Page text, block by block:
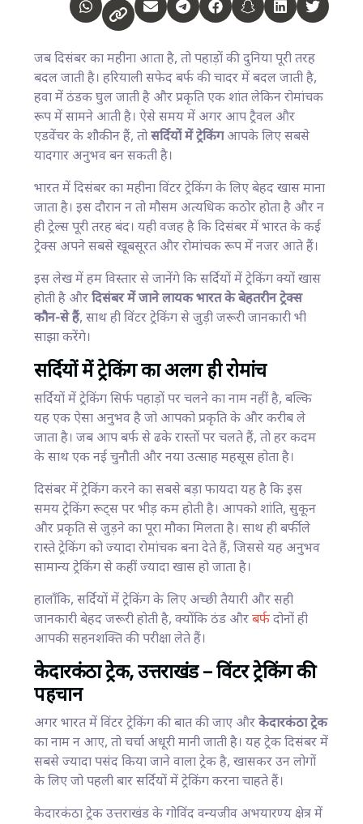
जब दिसंबर का महीना आता है, तो पहाड़ों की दुनिया पूरी तरह
बदल जाती है। हरियाली सफेद बर्फ की चादर में बदल जाती है,
हवा में ठंडक घुल जाती है और प्रकृति एक शांत लेकिन रोमांचक
रूप में सामने आती है। ऐसे समय में अगर आप ट्रैवल और
एडवेंचर के शौकीन हैं, तोसर्दियों में ट्रेकिंगआपके लिए सबसे
यादगार अनुभव बन सकती है।
भारत में दिसंबर का महीना विंटर ट्रेकिंग के लिए बेहद खास माना
जाता है। इस दौरान न तो मौसम अत्यधिक कठोर होता है और न
ही ट्रेल्स पूरी तरह बंद। यही वजह है कि दिसंबर में भारत के कई
ट्रेक्स अपने सबसे खूबसूरत और रोमांचक रूप में नजर आते हैं।
इस लेख में हम विस्तार से जानेंगे कि सर्दियों में ट्रेकिंग क्यों खास
होती है औरदिसंबर में जाने लायक भारत के बेहतरीन ट्रेक्स
कौन-से हैं, साथ ही विंटर ट्रेकिंग से जुड़ी जरूरी जानकारी भी
साझा करेंगे।
सर्दियों में ट्रेकिंग का अलग ही रोमांच
सर्दियों में ट्रेकिंग सिर्फ पहाड़ों पर चलने का नाम नहीं है, बल्कि
यह एक ऐसा अनुभव है जो आपको प्रकृति के और करीब ले
जाता है। जब आप बर्फ से ढके रास्तों पर चलते हैं, तो हर कदम
के साथ एक नई चुनौती और नया उत्साह महसूस होता है।
दिसंबर में ट्रेकिंग करने का सबसे बड़ा फायदा यह है कि इस
समय ट्रेकिंग रूट्स पर भीड़ कम होती है। आपको शांति, सुकून
और प्रकृति से जुड़ने का पूरा मौका मिलता है। साथ ही बर्फीले
रास्ते ट्रेकिंग को ज्यादा रोमांचक बना देते हैं, जिससे यह अनुभव
सामान्य ट्रेकिंग से कहीं ज्यादा खास हो जाता है।
हालाँकि, सर्दियों में ट्रेकिंग के लिए अच्छी तैयारी और सही
जानकारी बेहद जरूरी होती है, क्योंकि ठंड औरबर्फदोनों ही
आपकी सहनशक्ति की परीक्षा लेते हैं।
केदारकंठा ट्रेक, उत्तराखंड – विंटर ट्रेकिंग की
पहचान
अगर भारत में विंटर ट्रेकिंग की बात की जाए औरकेदारकंठा ट्रेक
का नाम न आए, तो चर्चा अधूरी मानी जाती है। यह ट्रेक दिसंबर में
सबसे ज्यादा पसंद किया जाने वाला ट्रेक है, खासकर उन लोगों
के लिए जो पहली बार सर्दियों में ट्रेकिंग करना चाहते हैं।
केदारकंठा ट्रेक उत्तराखंड के गोविंद वन्यजीव अभयारण्य क्षेत्र में